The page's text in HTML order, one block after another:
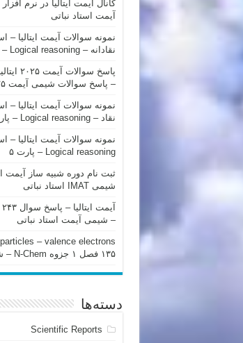
کانال آیمت ایتالیا در نرم
آیمت استاد نباتی
نمونه سوالات آیمت ایتالیا –
نقادانه – Logical reasoning – پارت ۷
– پاسخ سوالات شیمی آیمت ۲۰۲۵
نمونه سوالات آیمت ایتالیا –
نقاد – Logical reasoning – پارت ۶
نمونه سوالات آیمت ایتالیا –
Logical reasoning – پارت ۵
شیمی IMAT استاد نباتی
– شیمی آیمت استاد نباتی
۱۳۵ فصل ۱ جزوه N-Chem – شیمی آیمت نباتی
دسته‌ها
Scientific Reports